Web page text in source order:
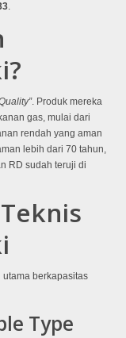
.
. Produk mereka
gas, mulai dari
rendah yang aman
lebih dari 70 tahun,
RD sudah teruji di
berkapasitas
Type